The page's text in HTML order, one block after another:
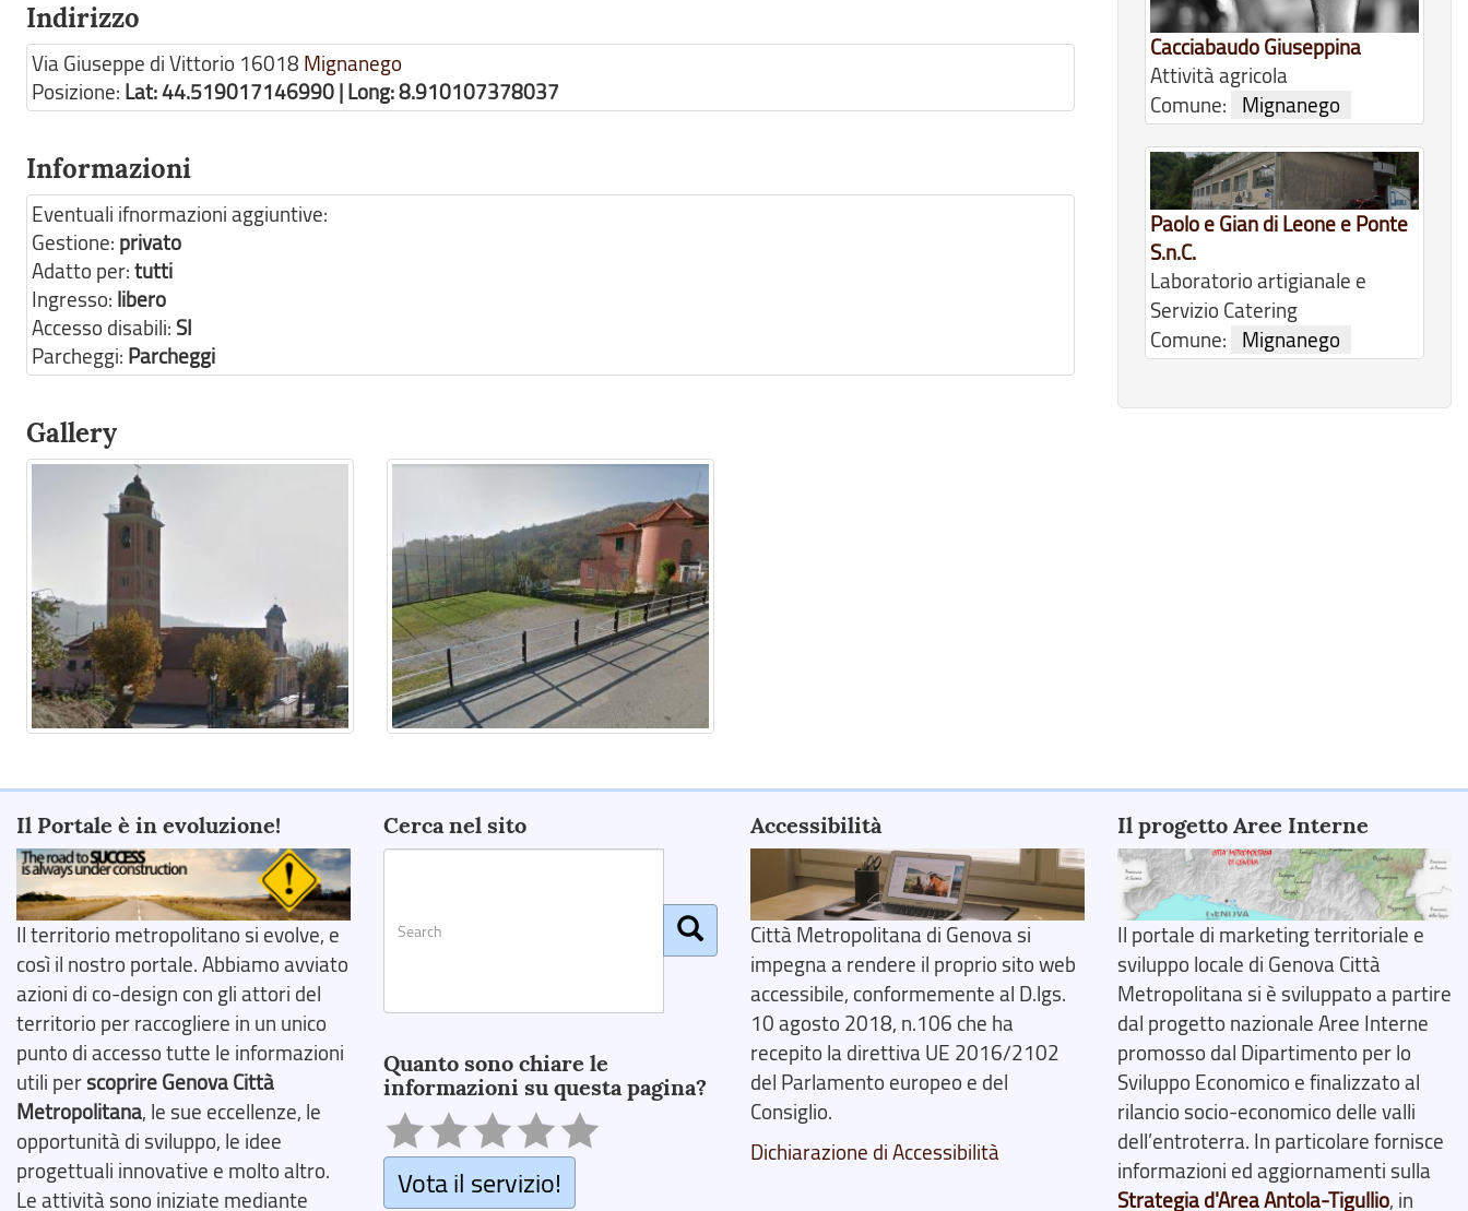
Indirizzo
Via Giuseppe di Vittorio 16018 Mignanego
Posizione: Lat: 44.519017146990 | Long: 8.910107378037
Informazioni
Eventuali ifnormazioni aggiuntive:
Gestione: privato
Adatto per:tutti
Ingresso: libero
Accesso disabili: SI
Parcheggi: Parcheggi
Gallery
Cacciabaudo Giuseppina
Attività agricola
Comune:
Mignanego
Paolo e Gian di Leone e Ponte
S.n.C.
Laboratorio artigianale e
Servizio Catering
Comune:
Mignanego
Il Portale è in evoluzione!
Il territorio metropolitano si evolve, e
così il nostro portale. Abbiamo avviato
azioni di co-design con gli attori del
territorio per raccogliere in un unico
punto di accesso tutte le informazioni
utili perscoprire Genova Città
Metropolitana, le sue eccellenze, le
opportunità di sviluppo, le idee
progettuali innovative e molto altro.
Le attività sono iniziate mediante
Cerca nel sito
Quanto sono chiare le
informazioni su questa pagina?
Vota il servizio!
Accessibilità
Città Metropolitana di Genova si
impegna a rendere il proprio sito web
accessibile, conformemente al D.lgs.
10 agosto 2018, n.106 che ha
recepito la direttiva UE 2016/2102
del Parlamento europeo e del
Consiglio.
Dichiarazione di Accessibilità
Il progetto Aree Interne
Il portale di marketing territoriale e
sviluppo locale di Genova Città
Metropolitana si è sviluppato a partire
dal progetto nazionale Aree Interne
promosso dal Dipartimento per lo
Sviluppo Economico e finalizzato al
rilancio socio-economico delle valli
dell’entroterra. In particolare fornisce
informazioni ed aggiornamenti sulla
Strategia d'Area Antola-Tigullio, in